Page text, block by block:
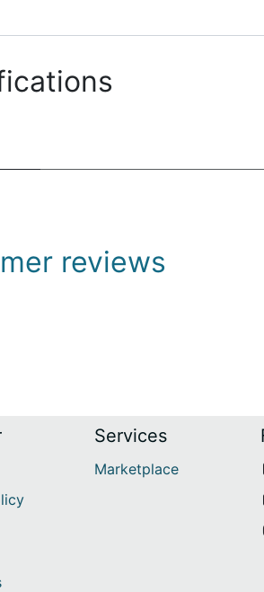
reviews
Services
Marketplace